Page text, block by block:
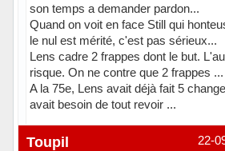
son temps a demander pardon...
Quand on voit en face Still qui
le nul est mérité, c'est pas sérieux...
Lens cadre 2 frappes dont le but.
risque. On ne contre que 2 frappes ...
A la 75e, Lens avait déjà fait 5
avait besoin de tout revoir ...
Hors ligne 22-
Toupil